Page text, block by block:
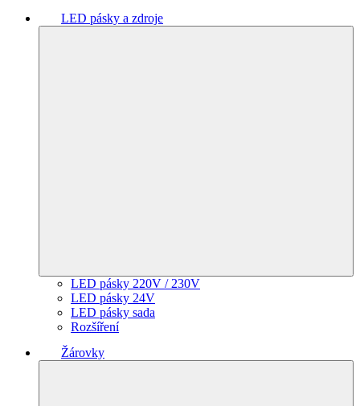
LED pásky a zdroje
LED pásky 220V / 230V
LED pásky 24V
LED pásky sada
Rozšíření
Žárovky